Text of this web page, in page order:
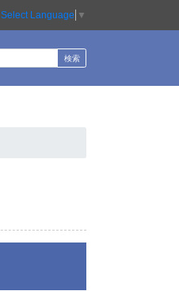
Select Language ▼